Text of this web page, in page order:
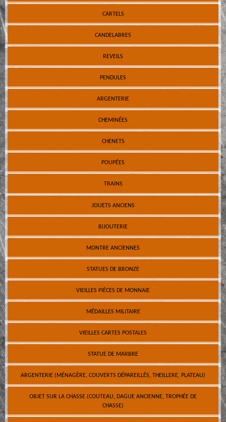
CARTELS
CANDELABRES
REVEILS
PENDULES
ARGENTERIE
CHEMINÉES
CHENETS
POUPÉES
TRAINS
JOUETS ANCIENS
BIJOUTERIE
MONTRE ANCIENNES
STATUES DE BRONZE
VIEILLES PIÈCES DE MONNAIE
MÉDAILLES MILITAIRE
VIEILLES CARTES POSTALES
STATUE DE MARBRE
ARGENTERIE (MÉNAGÈRE, COUVERTS DÉPAREILLÉS, THEILLERE, PLATEAU)
OBJET SUR LA CHASSE (COUTEAU, DAGUE ANCIENNE, TROPHÉE DE
CHASSE)